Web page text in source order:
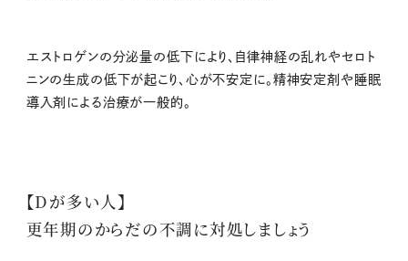
エストロゲンの分泌量の低下により、自律神経の乱れやセロト
ニンの生成の低下が起こり、心が不安定に。精神安定剤や睡眠
導入剤による治療が一般的。
【Dが多い人】
更年期のからだの不調に対処しましょう